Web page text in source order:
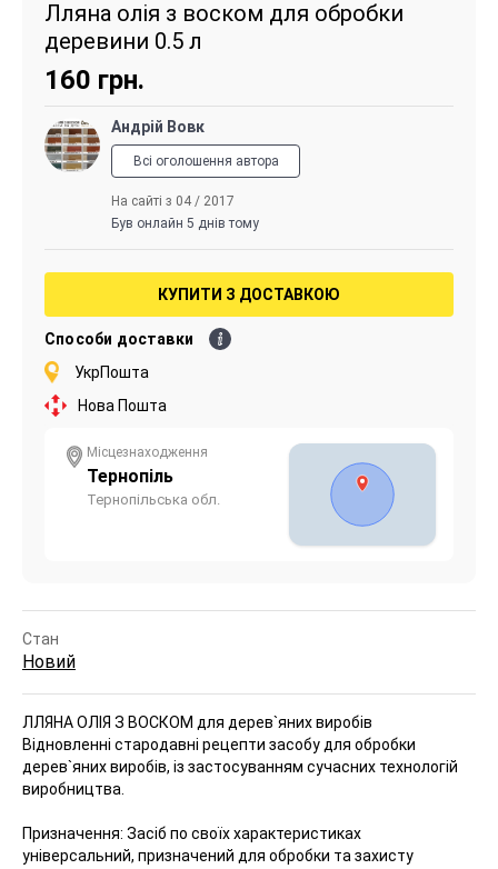
Лляна олія з воском для обробки
деревини 0.5 л
160 грн.
Андрій Вовк
Всі оголошення автора
На сайті з 04 / 2017
Був онлайн 5 днів тому
КУПИТИ З ДОСТАВКОЮ
Способи доставки
УкрПошта
Нова Пошта
Місцезнаходження
Тернопіль
Тернопільська обл.
Стан
Новий
ЛЛЯНА ОЛІЯ З ВОСКОМ для дерев`яних виробів
Відновленні стародавні рецепти засобу для обробки
дерев`яних виробів, із застосуванням сучасних технологій
виробництва.
Призначення: Засіб по своїх характеристиках
універсальний, призначений для обробки та захисту